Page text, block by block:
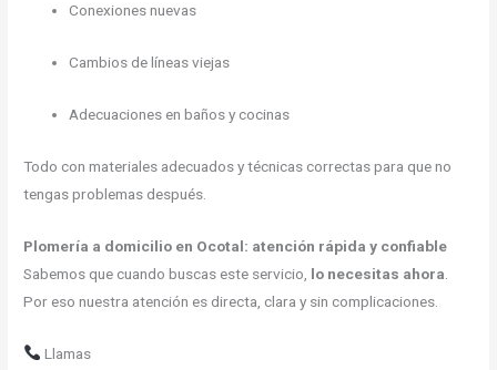
Conexiones nuevas
Cambios de líneas viejas
Adecuaciones en baños y cocinas
Todo con materiales adecuados y técnicas correctas para que no
tengas problemas después.
Plomería a domicilio en Ocotal: atención rápida y confiable
Sabemos que cuando buscas este servicio, lo necesitas ahora
Por eso nuestra atención es directa, clara y sin complicaciones.
Llamas